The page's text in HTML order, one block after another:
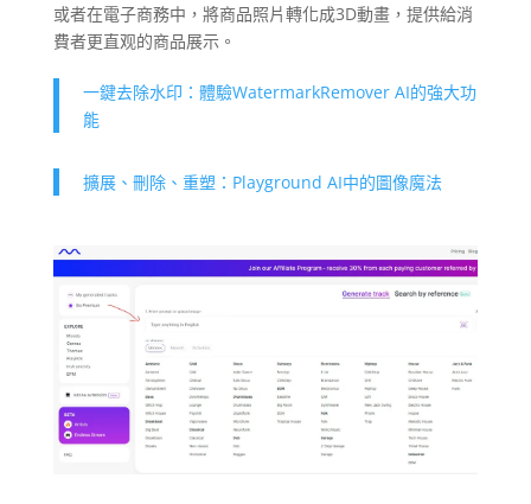
或者在電子商務中，將商品照片轉化成3D動畫，提供給消
費者更直观的商品展示。
一鍵去除水印：體驗WatermarkRemover AI的強大功
能
擴展、刪除、重塑：Playground AI中的圖像魔法